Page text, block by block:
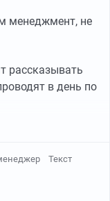
менеджмент, не
рассказывать
в день по
Текст